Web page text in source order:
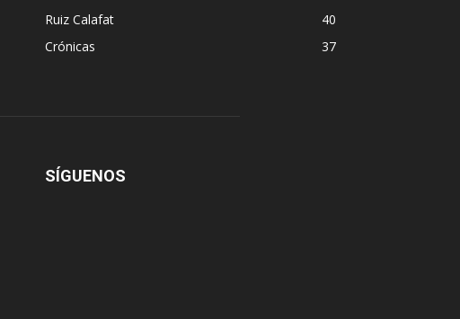
Ruiz Calafat
40
Crónicas
37
SÍGUENOS